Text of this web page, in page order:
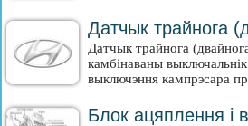
Датчык трайнога
Датчык трайнога
камбінаваны выключальнік
выключэння кампрэсара
Блок ацяплення і